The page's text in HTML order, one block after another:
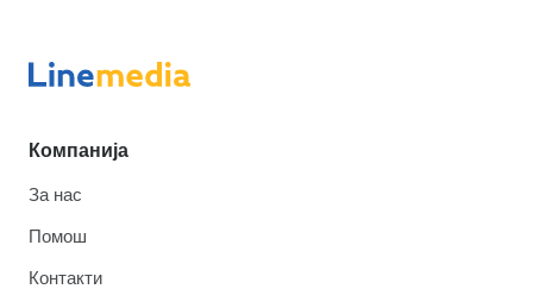
Компанија
За нас
Помош
Контакти